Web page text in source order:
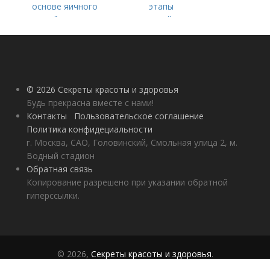
основе яичного
белка
этапы
взаимодействия
природного и
© 2026 Секреты красоты и здоровья
Будь прекрасна вместе с нами!
Контакты
Пользовательское соглашение
Политика конфидециальности
г. Москва, САО, Головинский, Смольная улица 2, м.
Водный стадион
Обратная связь
Копирование разрешено при указании обратной
гиперссылки.
© 2026, Секреты красоты и здоровья.